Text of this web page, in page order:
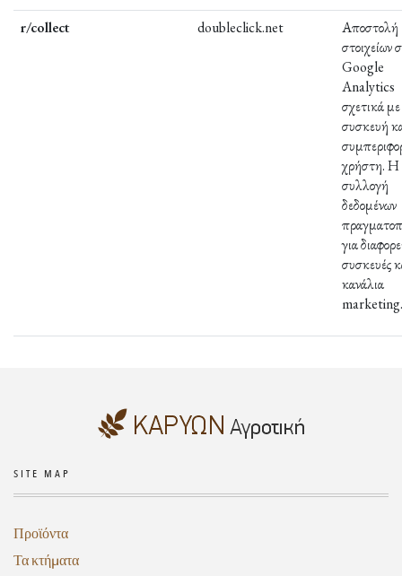
r/collect doubleclick.net
Αποστολή
στοιχείων
Google
Analytics
σχετικά
συσκευή
χρήστη. Η
συλλογή
δεδομένων
για
συσκευές
κανάλια
marketing.
SITE MAP
Προϊόντα
Τα κτήματα